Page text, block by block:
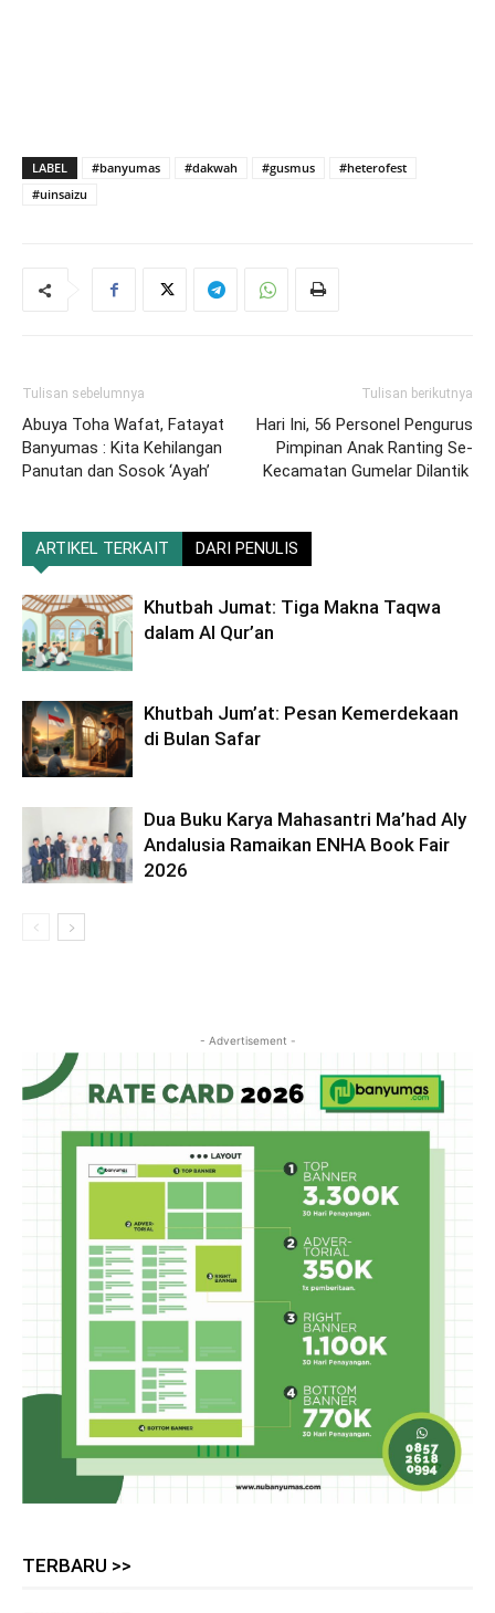
LABEL #banyumas #dakwah #gusmus
#heterofest
#uinsaizu
Tulisan sebelumnya
Abuya Toha Wafat, Fatayat
Banyumas : Kita Kehilangan
Panutan dan Sosok ‘Ayah’
Tulisan berikutnya
Hari Ini, 56 Personel Pengurus
Pimpinan Anak Ranting Se-
Kecamatan Gumelar Dilantik
ARTIKEL TERKAIT DARI PENULIS
Khutbah Jumat: Tiga Makna Taqwa
dalam Al Qur’an
Khutbah Jum’at: Pesan Kemerdekaan
di Bulan Safar
Dua Buku Karya Mahasantri Ma’had Aly
Andalusia Ramaikan ENHA Book Fair
2026
- Advertisement -
TERBARU >>